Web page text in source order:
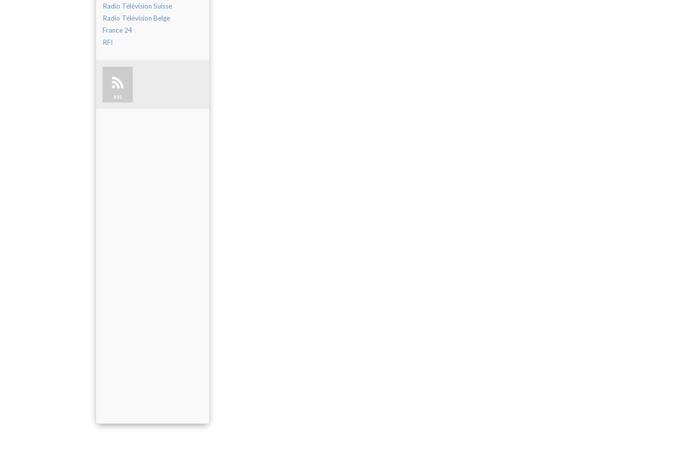
Radio Télévision Suisse
Radio Télévision Belge
France 24
RFI
RSS